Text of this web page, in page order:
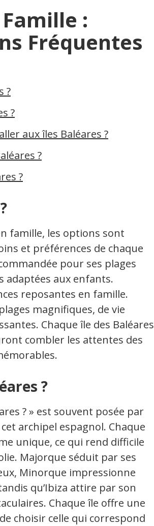
:
Fréquentes
?
?
aux îles Baléares ?
?
?
famille, les options sont
et préférences de chaque
pour ses plages
adaptées aux enfants.
reposantes en famille.
magnifiques, de vie
Chaque île des Baléares
combler les attentes des
?
? » est souvent posée par
archipel espagnol. Chaque
unique, ce qui rend difficile
Majorque séduit par ses
Minorque impressionne
qu’Ibiza attire par son
Chaque île offre une
choisir celle qui correspond